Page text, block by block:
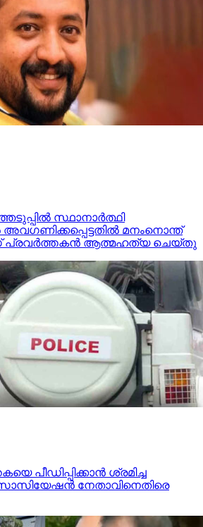
സ്ഥാനാര്‍ത്ഥി
മനംനൊന്ത്
ആത്മഹത്യ ചെയ്തു
പീഡിപ്പിക്കാന്‍ ശ്രമിച്ച
നേതാവിനെതിരെ